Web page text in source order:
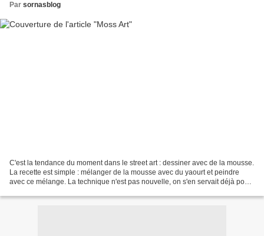
Par sornasblog
C'est la tendance du moment dans le street art : dessiner avec de la mousse.
La recette est simple : mélanger de la mousse avec du yaourt et peindre
avec ce mélange. La technique n'est pas nouvelle, on s'en servait déjà pour